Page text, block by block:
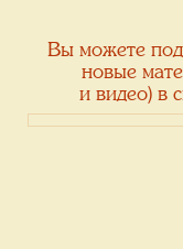
Вы можете
новые
и видео) в